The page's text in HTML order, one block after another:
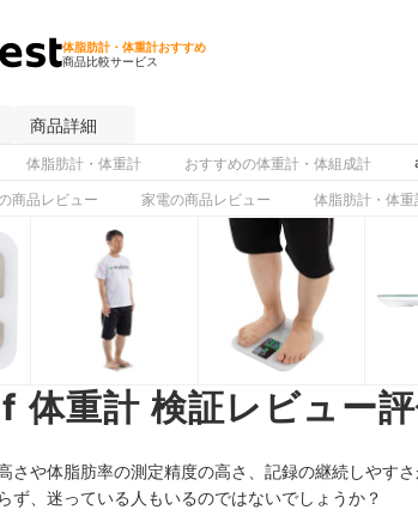
体脂肪計・体重計おすすめ
商品比較サービス
商品詳細
体脂肪計・体重計 おすすめの体重計・体組成計
商品レビュー 家電の商品レビュー 体脂肪計・体
体重計 検証レビュー
さや体脂肪率の測定精度の高さ、記録の継続しやす
ず、迷っている人もいるのではないでしょうか？